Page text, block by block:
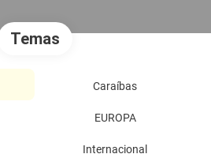
Temas
Caraíbas
EUROPA
Internacional